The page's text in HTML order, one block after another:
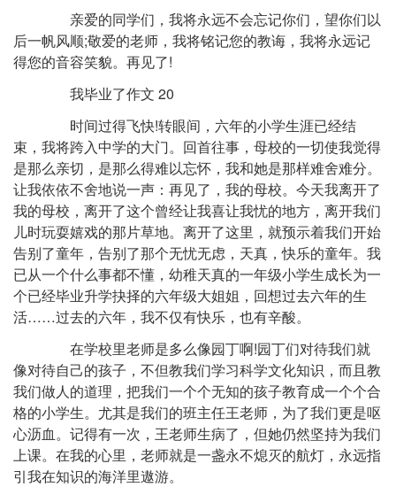
亲爱的同学们，我将永远不会忘记你们，望你们以
后一帆风顺;敬爱的老师，我将铭记您的教诲，我将永远记
得您的音容笑貌。再见了!
我毕业了作文 20
时间过得飞快!转眼间，六年的小学生涯已经结
束，我将跨入中学的大门。回首往事，母校的一切使我觉得
是那么亲切，是那么得难以忘怀，我和她是那样难舍难分。
让我依依不舍地说一声：再见了，我的母校。今天我离开了
我的母校，离开了这个曾经让我喜让我忧的地方，离开我们
儿时玩耍嬉戏的那片草地。离开了这里，就预示着我们开始
告别了童年，告别了那个无忧无虑，天真，快乐的童年。我
已从一个什么事都不懂，幼稚天真的一年级小学生成长为一
个已经毕业升学抉择的六年级大姐姐，回想过去六年的生
活……过去的六年，我不仅有快乐，也有辛酸。
在学校里老师是多么像园丁啊!园丁们对待我们就
像对待自己的孩子，不但教我们学习科学文化知识，而且教
我们做人的道理，把我们一个个无知的孩子教育成一个个合
格的小学生。尤其是我们的班主任王老师，为了我们更是呕
心沥血。记得有一次，王老师生病了，但她仍然坚持为我们
上课。在我的心里，老师就是一盏永不熄灭的航灯，永远指
引我在知识的海洋里遨游。